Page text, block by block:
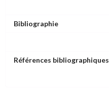
Bibliographie
Références bibliographiques